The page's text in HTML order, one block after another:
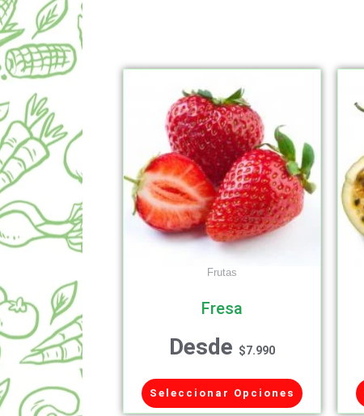
Frutas
Fresa
Desde $7.990
Seleccionar Opciones